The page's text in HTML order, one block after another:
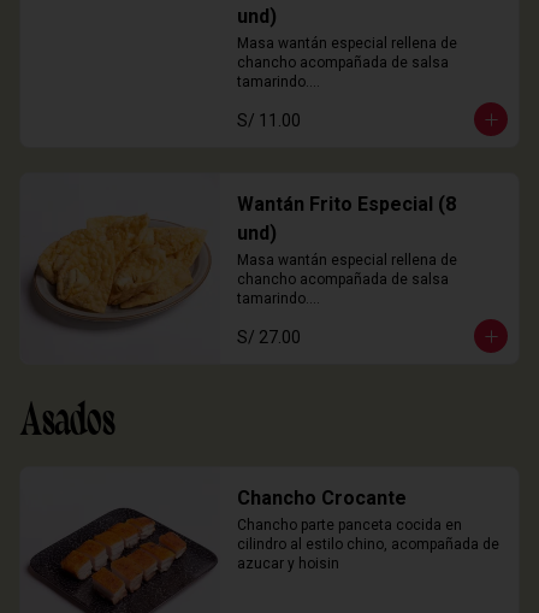
und)
Masa wantán especial rellena de
chancho acompañada de salsa
tamarindo.
S/ 11.00
Wantán Frito Especial (8
und)
Masa wantán especial rellena de
chancho acompañada de salsa
tamarindo.
S/ 27.00
Asados
Chancho Crocante
Chancho parte panceta cocida en
cilindro al estilo chino, acompañada de
azucar y hoisin